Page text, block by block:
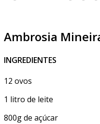
Ambrosia
INGREDIENTES
12 ovos
1 litro de leite
800g de açúcar